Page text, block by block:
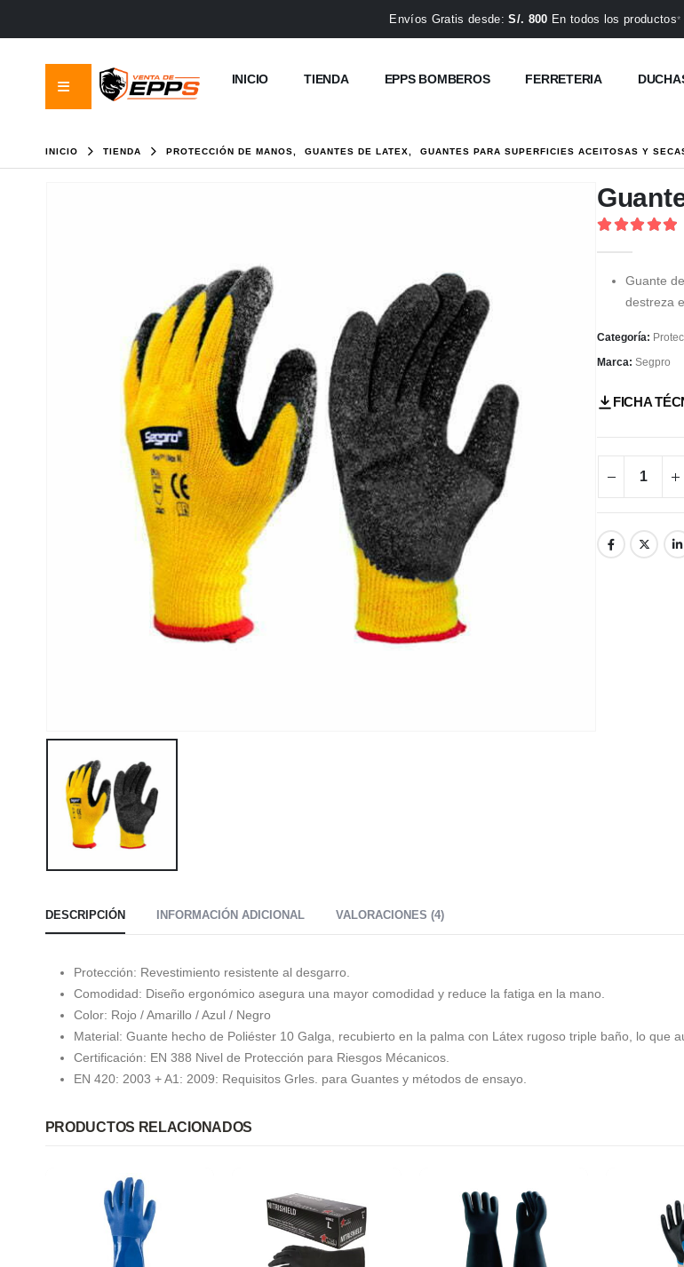
Envíos Gratis desde:S/. 800 En todos los productos*
INICIO TIENDA EPPS BOMBEROS FERRETERIA
INICIO TIENDA PROTECCIÓN DE MANOS GUANTES DE LATEX GUANTES PARA SUPERFICIES ACEITOSAS Y
Guante
destreza
Categoría:
Marca: Segpro
FICHA
DESCRIPCIÓN INFORMACIÓN ADICIONAL VALORACIONES (4)
Protección: Revestimiento resistente al desgarro.
Comodidad: Diseño ergonómico asegura una mayor comodidad y reduce la fatiga en la mano.
Color: Rojo / Amarillo / Azul / Negro
Material: Guante hecho de Poliéster 10 Galga, recubierto en la palma con Látex rugoso triple baño, lo que
Certificación: EN 388 Nivel de Protección para Riesgos Mécanicos.
EN 420: 2003 + A1: 2009: Requisitos Grles. para Guantes y métodos de ensayo.
PRODUCTOS RELACIONADOS